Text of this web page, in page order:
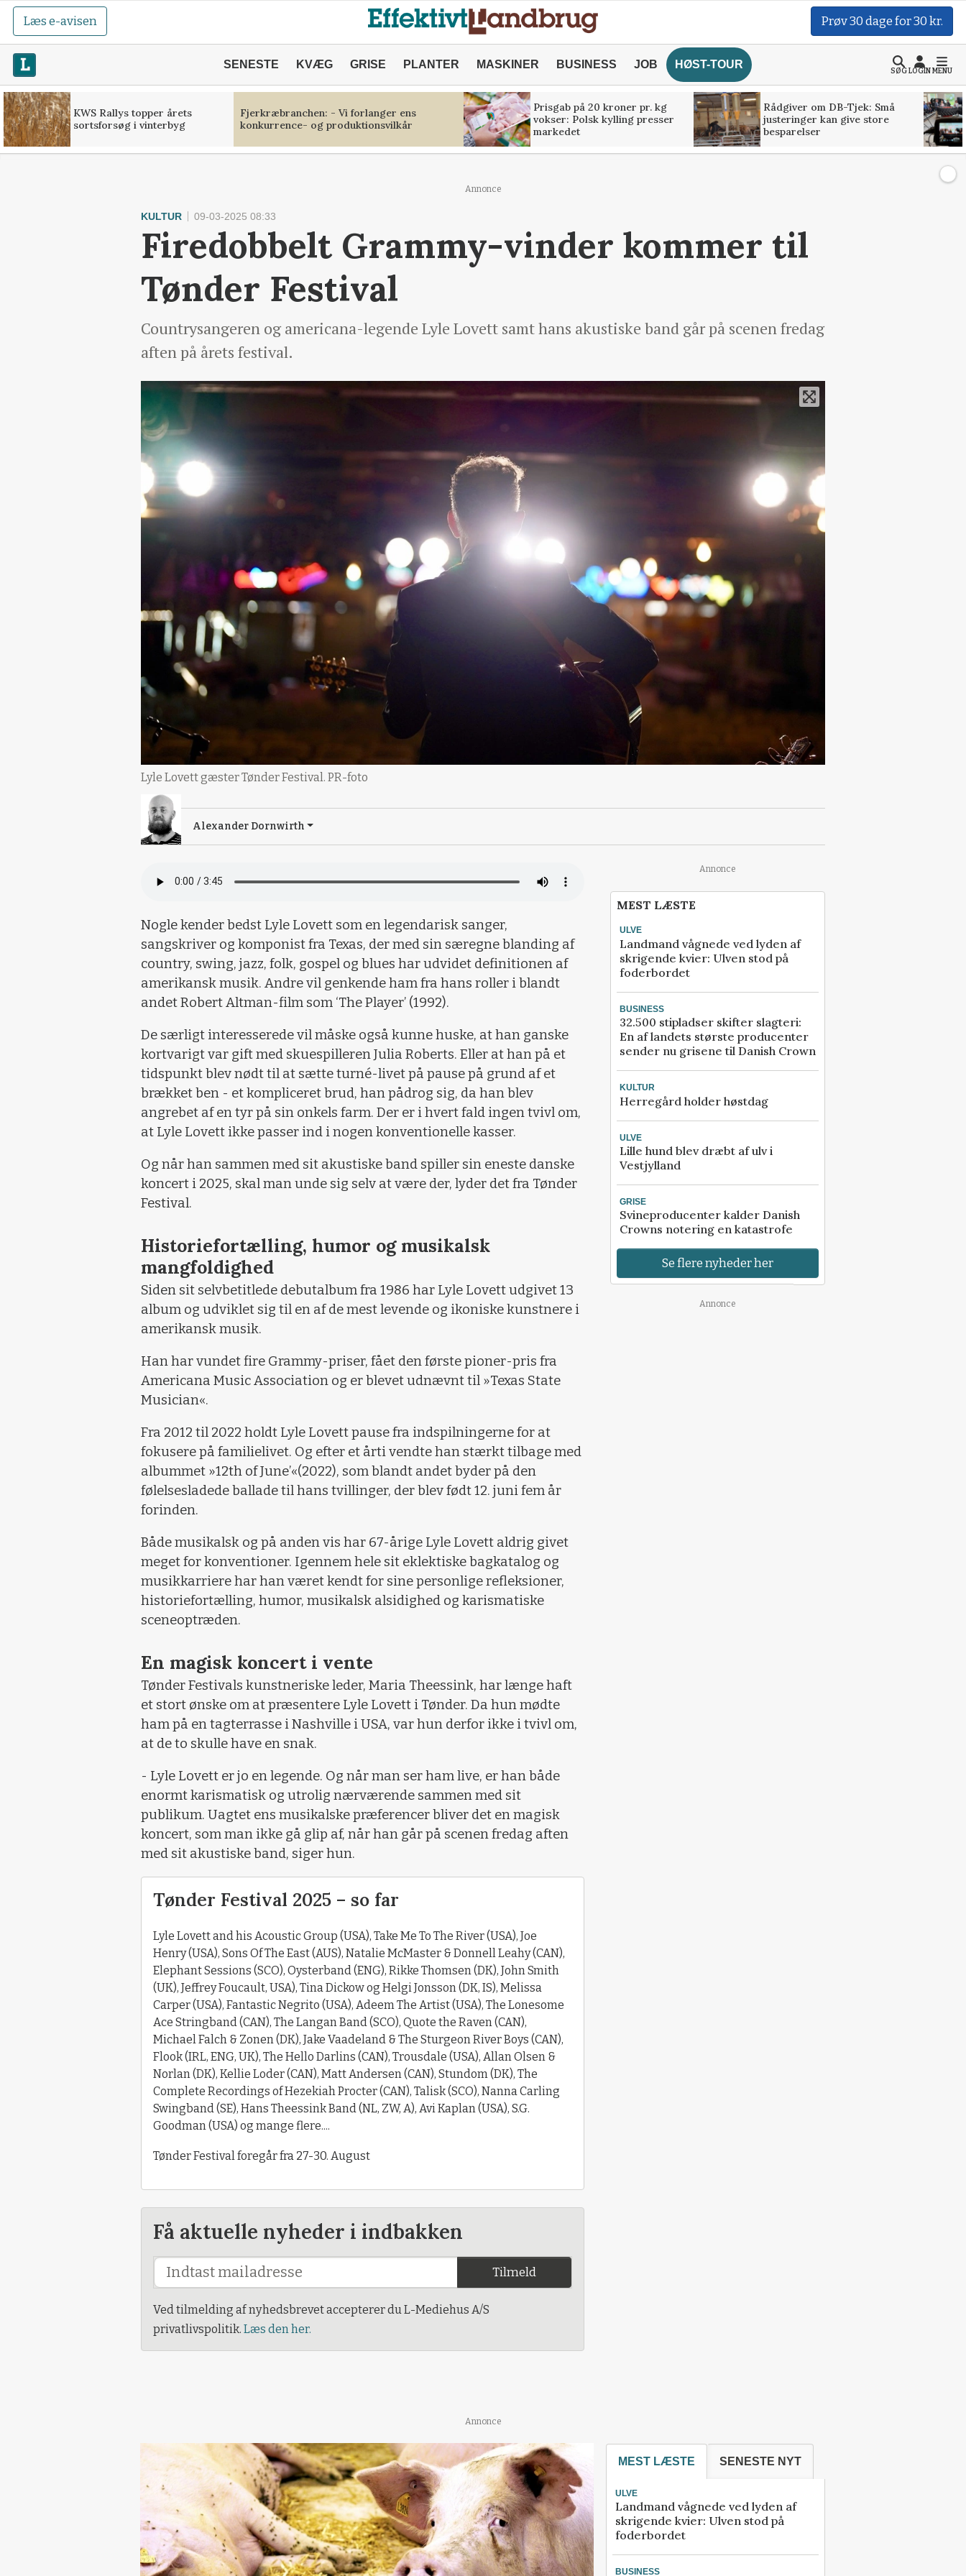
Læs e-avisen Prøv 30 dage for 30 kr.
SENESTE KVÆG GRISE PLANTER MASKINER BUSINESS JOB HØST-TOUR
SØGLOGINMENU
KWS Rallys topper årets
sortsforsøg i vinterbyg
Fjerkræbranchen: - Vi forlanger ens
konkurrence- og produktionsvilkår
Prisgab på 20 kroner pr. kg
vokser: Polsk kylling presser
markedet
Rådgiver om DB-Tjek: Små
justeringer kan give store
besparelser
Annonce
KULTUR 09-03-2025 08:33
Firedobbelt Grammy-vinder kommer til
Tønder Festival
Countrysangeren og americana-legende Lyle Lovett samt hans akustiske band går på scenen fredag
aften på årets festival.
Lyle Lovett gæster Tønder Festival. PR-foto
Alexander Dornwirth
Nogle kender bedst Lyle Lovett som en legendarisk sanger,
sangskriver og komponist fra Texas, der med sin særegne blanding af
country, swing, jazz, folk, gospel og blues har udvidet definitionen af
amerikansk musik. Andre vil genkende ham fra hans roller i blandt
andet Robert Altman-film som ‘The Player’ (1992).
De særligt interesserede vil måske også kunne huske, at han ganske
kortvarigt var gift med skuespilleren Julia Roberts. Eller at han på et
tidspunkt blev nødt til at sætte turné-livet på pause på grund af et
brækket ben - et kompliceret brud, han pådrog sig, da han blev
angrebet af en tyr på sin onkels farm. Der er i hvert fald ingen tvivl om,
at Lyle Lovett ikke passer ind i nogen konventionelle kasser.
Og når han sammen med sit akustiske band spiller sin eneste danske
koncert i 2025, skal man unde sig selv at være der, lyder det fra Tønder
Festival.
Historiefortælling, humor og musikalsk
mangfoldighed
Siden sit selvbetitlede debutalbum fra 1986 har Lyle Lovett udgivet 13
album og udviklet sig til en af de mest levende og ikoniske kunstnere i
amerikansk musik.
Han har vundet fire Grammy-priser, fået den første pioner-pris fra
Americana Music Association og er blevet udnævnt til »Texas State
Musician«.
Fra 2012 til 2022 holdt Lyle Lovett pause fra indspilningerne for at
fokusere på familielivet. Og efter et årti vendte han stærkt tilbage med
albummet »12th of June’«(2022), som blandt andet byder på den
følelsesladede ballade til hans tvillinger, der blev født 12. juni fem år
forinden.
Både musikalsk og på anden vis har 67-årige Lyle Lovett aldrig givet
meget for konventioner. Igennem hele sit eklektiske bagkatalog og
musikkarriere har han været kendt for sine personlige refleksioner,
historiefortælling, humor, musikalsk alsidighed og karismatiske
sceneoptræden.
En magisk koncert i vente
Tønder Festivals kunstneriske leder, Maria Theessink, har længe haft
et stort ønske om at præsentere Lyle Lovett i Tønder. Da hun mødte
ham på en tagterrasse i Nashville i USA, var hun derfor ikke i tvivl om,
at de to skulle have en snak.
- Lyle Lovett er jo en legende. Og når man ser ham live, er han både
enormt karismatisk og utrolig nærværende sammen med sit
publikum. Uagtet ens musikalske præferencer bliver det en magisk
koncert, som man ikke gå glip af, når han går på scenen fredag aften
med sit akustiske band, siger hun.
Tønder Festival 2025 – so far
Lyle Lovett and his Acoustic Group (USA), Take Me To The River (USA), Joe
Henry (USA), Sons Of The East (AUS), Natalie McMaster & Donnell Leahy (CAN),
Elephant Sessions (SCO), Oysterband (ENG), Rikke Thomsen (DK), John Smith
(UK), Jeffrey Foucault, USA), Tina Dickow og Helgi Jonsson (DK, IS), Melissa
Carper (USA), Fantastic Negrito (USA), Adeem The Artist (USA), The Lonesome
Ace Stringband (CAN), The Langan Band (SCO), Quote the Raven (CAN),
Michael Falch & Zonen (DK), Jake Vaadeland & The Sturgeon River Boys (CAN),
Flook (IRL, ENG, UK), The Hello Darlins (CAN), Trousdale (USA), Allan Olsen &
Norlan (DK), Kellie Loder (CAN), Matt Andersen (CAN), Stundom (DK), The
Complete Recordings of Hezekiah Procter (CAN), Talisk (SCO), Nanna Carling
Swingband (SE), Hans Theessink Band (NL, ZW, A), Avi Kaplan (USA), S.G.
Goodman (USA) og mange flere....
Tønder Festival foregår fra 27-30. August
Få aktuelle nyheder i indbakken
Tilmeld
Ved tilmelding af nyhedsbrevet accepterer du L-Mediehus A/S
privatlivspolitik. Læs den her.
Annonce
MEST LÆSTE
ULVE
Landmand vågnede ved lyden af
skrigende kvier: Ulven stod på
foderbordet
BUSINESS
32.500 stipladser skifter slagteri:
En af landets største producenter
sender nu grisene til Danish Crown
KULTUR
Herregård holder høstdag
ULVE
Lille hund blev dræbt af ulv i
Vestjylland
GRISE
Svineproducenter kalder Danish
Crowns notering en katastrofe
Se flere nyheder her
Annonce
Annonce
MEST LÆSTE SENESTE NYT
ULVE
Landmand vågnede ved lyden af
skrigende kvier: Ulven stod på
foderbordet
BUSINESS